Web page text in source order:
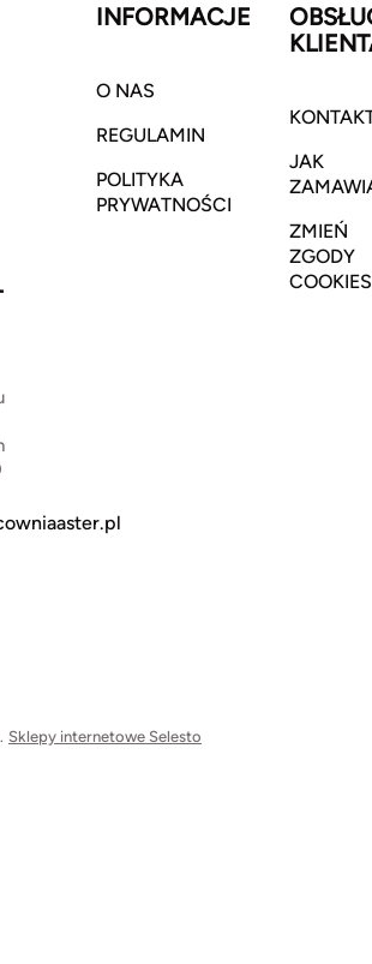
INFORMACJE
O NAS
REGULAMIN
POLITYKA
PRYWATNOŚCI
JAK
ZMIEŃ
ZGODY
COOKIES
Sklepy internetowe Selesto